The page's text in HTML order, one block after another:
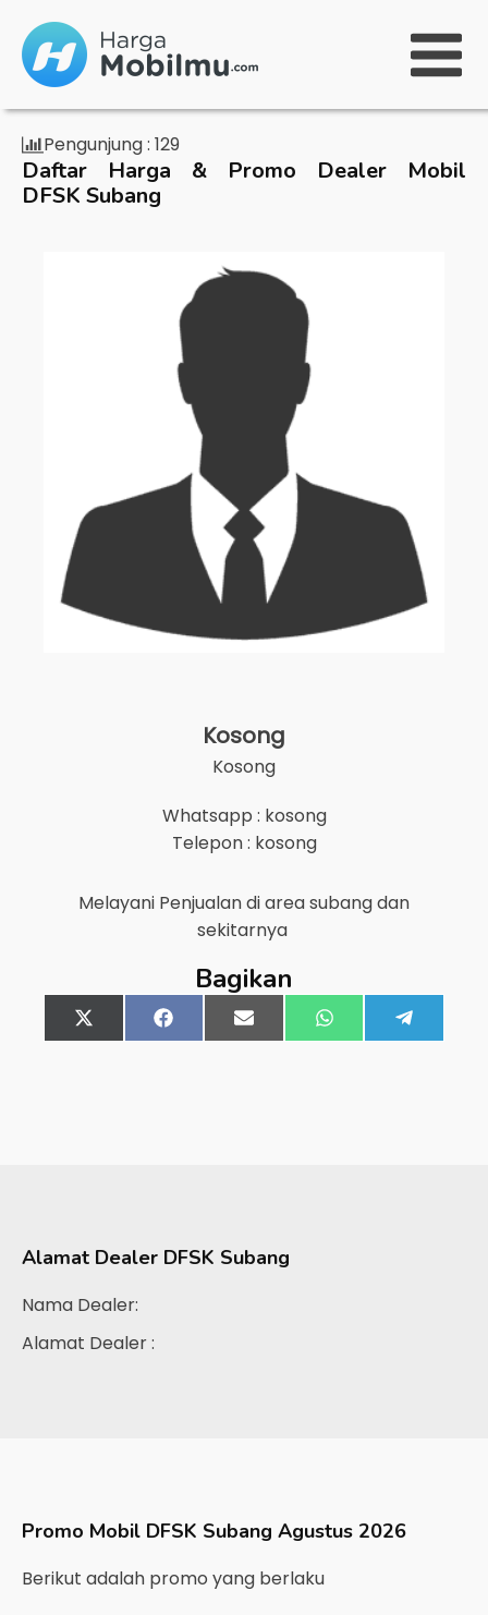
Pengunjung : 129
Daftar Harga & Promo Dealer Mobil
DFSK Subang
Kosong
Kosong
Whatsapp : kosong
Telepon : kosong
Melayani Penjualan di areasubangdan
sekitarnya
Bagikan
Share
on
X
(Twitter)
Share
on
FacebookShare
on
Email Share
on
WhatsApp
on
Alamat Dealer DFSK Subang
Nama Dealer:
Alamat Dealer :
Promo Mobil DFSK Subang Agustus 2026
Berikut adalah promo yang berlaku